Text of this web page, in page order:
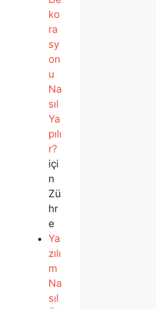
ko
ra
sy
on
u
Na
sıl
Ya
pılı
r?
içi
n
Zü
hr
e
Ya
zılı
m
Na
sıl